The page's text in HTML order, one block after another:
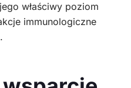
właściwy poziom
immunologiczne